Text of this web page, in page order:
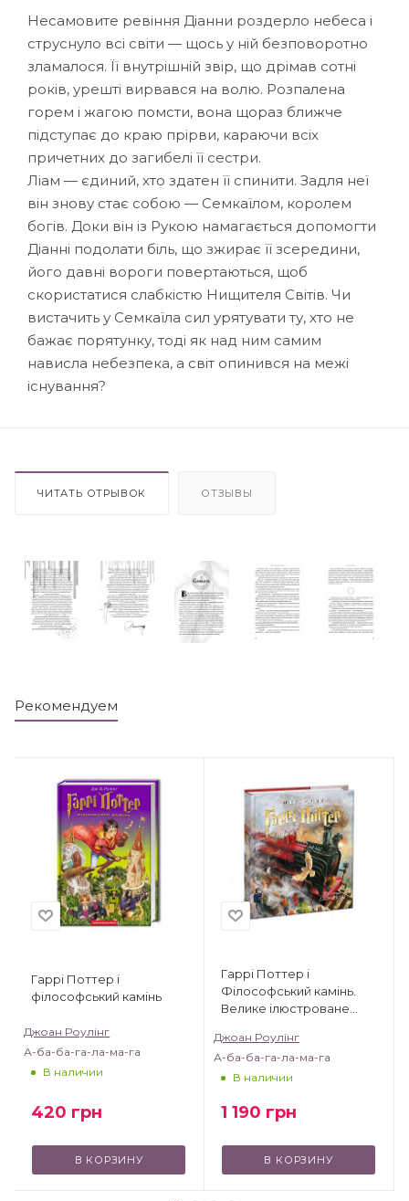
Несамовите ревіння Діанни роздерло небеса і
струснуло всі світи — щось у ній безповоротно
зламалося. Її внутрішній звір, що дрімав сотні
років, урешті вирвався на волю. Розпалена
горем і жагою помсти, вона щораз ближче
підступає до краю прірви, караючи всіх
причетних до загибелі її сестри.
Ліам — єдиний, хто здатен її спинити. Задля неї
він знову стає собою — Семкаїлом, королем
богів. Доки він із Рукою намагається допомогти
Діанні подолати біль, що зжирає її зсередини,
його давні вороги повертаються, щоб
скористатися слабкістю Нищителя Світів. Чи
вистачить у Семкаїла сил урятувати ту, хто не
бажає порятунку, тоді як над ним самим
нависла небезпека, а світ опинився на межі
існування?
ЧИТАТЬ ОТРЫВОК ОТЗЫВЫ
Рекомендуем
Гаррі Поттер і
філософський камінь
Джоан Роулінг
А-ба-ба-га-ла-ма-га
В наличии
420 грн
В КОРЗИНУ
Гаррі Поттер і
Філософський камінь.
Велике ілюстроване
Джоан Роулінг
А-ба-ба-га-ла-ма-га
В наличии
1 190 грн
В КОРЗИНУ